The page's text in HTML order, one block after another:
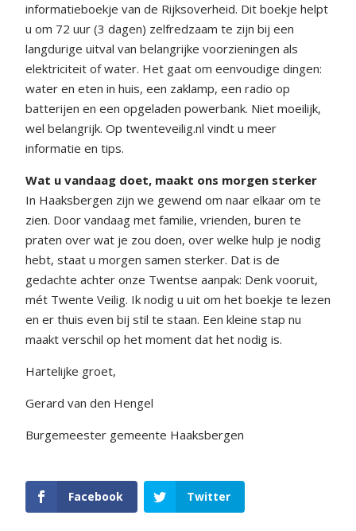
informatieboekje van de Rijksoverheid. Dit boekje helpt
u om 72 uur (3 dagen) zelfredzaam te zijn bij een
langdurige uitval van belangrijke voorzieningen als
elektriciteit of water. Het gaat om eenvoudige dingen:
water en eten in huis, een zaklamp, een radio op
batterijen en een opgeladen powerbank. Niet moeilijk,
wel belangrijk. Op twenteveilig.nl vindt u meer
informatie en tips.
Wat u vandaag doet, maakt ons morgen sterker
In Haaksbergen zijn we gewend om naar elkaar om te
zien. Door vandaag met familie, vrienden, buren te
praten over wat je zou doen, over welke hulp je nodig
hebt, staat u morgen samen sterker. Dat is de
gedachte achter onze Twentse aanpak: Denk vooruit,
mét Twente Veilig. Ik nodig u uit om het boekje te lezen
en er thuis even bij stil te staan. Een kleine stap nu
maakt verschil op het moment dat het nodig is.
Hartelijke groet,
Gerard van den Hengel
Burgemeester gemeente Haaksbergen
Facebook Twitter